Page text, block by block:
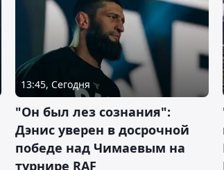
13:45, Сегодня
"Он был лез сознания":
Дэнис уверен в досрочной
победе над Чимаевым на
турнире RAF